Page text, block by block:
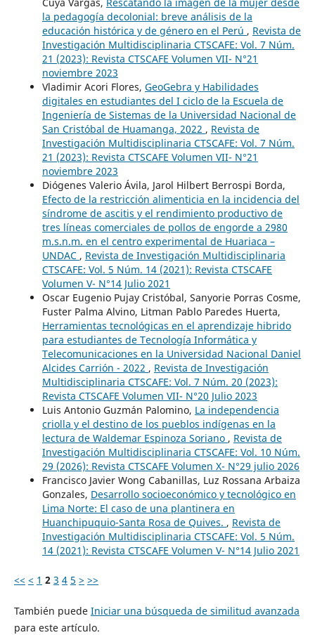
la pedagogía decolonial: breve análisis de la
educación histórica y de género en el Perú , Revista de
Investigación Multidisciplinaria CTSCAFE: Vol. 7 Núm.
21 (2023): Revista CTSCAFE Volumen VII- N°21
noviembre 2023
Vladimir Acori Flores, GeoGebra y Habilidades
digitales en estudiantes del I ciclo de la Escuela de
Ingeniería de Sistemas de la Universidad Nacional de
San Cristóbal de Huamanga, 2022 , Revista de
Investigación Multidisciplinaria CTSCAFE: Vol. 7 Núm.
21 (2023): Revista CTSCAFE Volumen VII- N°21
noviembre 2023
Diógenes Valerio Ávila, Jarol Hilbert Berrospi Borda,
Efecto de la restricción alimenticia en la incidencia del
síndrome de ascitis y el rendimiento productivo de
tres líneas comerciales de pollos de engorde a 2980
m.s.n.m. en el centro experimental de Huariaca –
UNDAC , Revista de Investigación Multidisciplinaria
CTSCAFE: Vol. 5 Núm. 14 (2021): Revista CTSCAFE
Volumen V- N°14 Julio 2021
Oscar Eugenio Pujay Cristóbal, Sanyorie Porras Cosme,
Fuster Palma Alvino, Litman Pablo Paredes Huerta,
Herramientas tecnológicas en el aprendizaje hibrido
para estudiantes de Tecnología Informática y
Telecomunicaciones en la Universidad Nacional Daniel
Alcides Carrión - 2022 , Revista de Investigación
Multidisciplinaria CTSCAFE: Vol. 7 Núm. 20 (2023):
Revista CTSCAFE Volumen VII- N°20 Julio 2023
Luis Antonio Guzmán Palomino, La independencia
criolla y el destino de los pueblos indígenas en la
lectura de Waldemar Espinoza Soriano , Revista de
Investigación Multidisciplinaria CTSCAFE: Vol. 10 Núm.
29 (2026): Revista CTSCAFE Volumen X- N°29 julio 2026
Francisco Javier Wong Cabanillas, Luz Rossana Arbaiza
Gonzales, Desarrollo socioeconómico y tecnológico en
Lima Norte: El caso de una plantinera en
Huanchipuquio-Santa Rosa de Quives. , Revista de
Investigación Multidisciplinaria CTSCAFE: Vol. 5 Núm.
14 (2021): Revista CTSCAFE Volumen V- N°14 Julio 2021
<< < 1 2 3 4 5 > >>
También puede Iniciar una búsqueda de similitud avanzada
para este artículo.